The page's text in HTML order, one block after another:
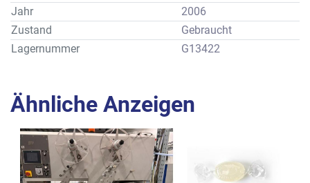
Die Maschine wurde für folgende Wicklungen und Formate
genutzt:
rechteckige Pralinen für Falteneinschlag mit ca. 19 x 19 x
19 mm und Doppeltwist mit ca. 19 x 30 x 19 mm.
Herstellers.
Jahr
2006
Zustand
Gebraucht
Lagernummer
G13422
Ähnliche Anzeigen